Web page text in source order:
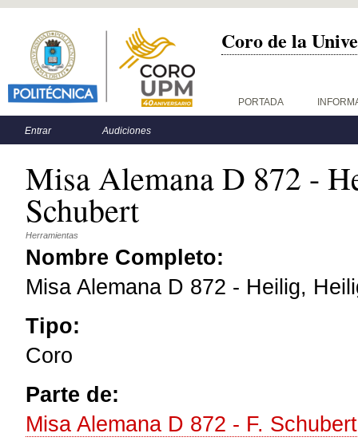
Coro de la
Menú principal PORTADA
Menú secundario
Entrar Audiciones
Misa Alemana D 872 -
Schubert
Herramientas
Nombre Completo:
Misa Alemana D 872 - Heilig,
Tipo:
Coro
Parte de:
Misa Alemana D 872 - F. Schubert